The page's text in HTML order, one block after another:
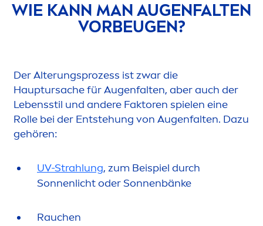
WIE KANN MAN AUGENFALTEN
VORBEUGEN?
Der Alterungsprozess ist zwar die
Hauptursache für Augenfalten, aber auch der
Lebensstil und andere Faktoren spielen eine
Rolle bei der Entstehung von Augenfalten. Dazu
gehören:
UV-Strahlung, zum Beispiel durch
Sonnenlicht oder Sonnenbänke
Rauchen